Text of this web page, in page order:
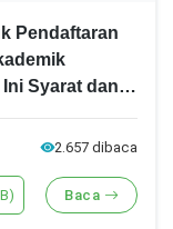
Pendaftaran
Syarat dan
2.657 dibaca
Baca